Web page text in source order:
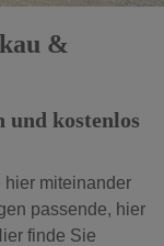
&
kostenlos
hier miteinander
passende, hier
finde Sie